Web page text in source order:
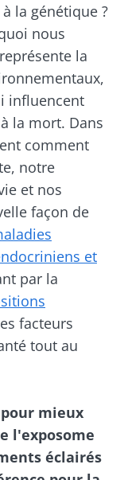
le
fait-il une
: en
en
la génétique ?
nous
la
influencent
la mort. Dans
comment
notre
et nos
façon de
et
par la
facteurs
tout au
mieux
l'exposome
éclairés